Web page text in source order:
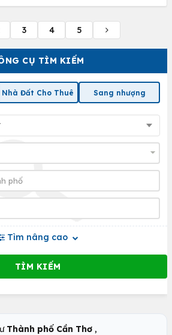
CỤ TÌM KIẾM
Nhà Đất Cho Thuê Sang nhượng
Tìm nâng cao
3 4 5
Thành phố Cần Thơ ,